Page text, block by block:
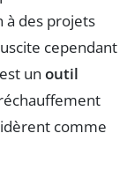
à des projets
cependant
un outil
comme